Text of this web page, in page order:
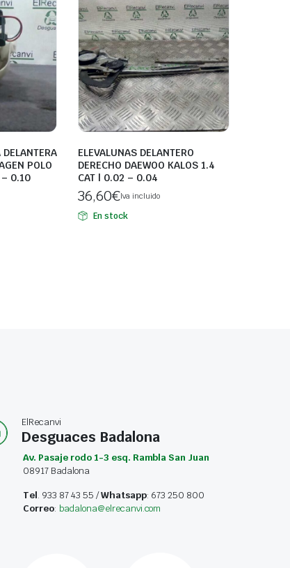
DELANTERA
POLO
0.10
ELEVALUNAS DELANTERO
DERECHO DAEWOO KALOS 1.4
CAT | 0.02 – 0.04
36,60€Iva incluido
En stock
ElRecanvi
Desguaces Badalona
Av. Pasaje rodo 1-3 esq. Rambla San Juan
08917 Badalona
Tel. 933 87 43 55 /Whatsapp: 673 250 800
Correo: badalona@elrecanvi.com